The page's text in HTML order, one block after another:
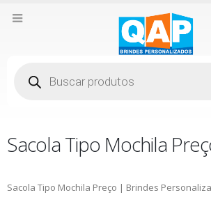
produtos
Sacola Tipo Mochila
Sacola Tipo Mochila Preço | Brindes